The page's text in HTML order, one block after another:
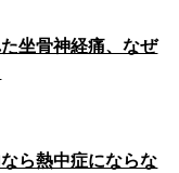
坐骨神経痛、なぜ
ら熱中症にならな